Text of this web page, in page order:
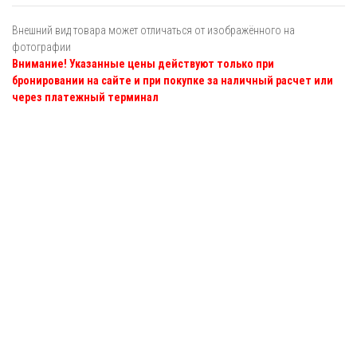
Внешний вид товара может отличаться от изображённого на
фотографии
Внимание! Указанные цены действуют только при
бронировании на сайте и при покупке за наличный расчет или
через платежный терминал